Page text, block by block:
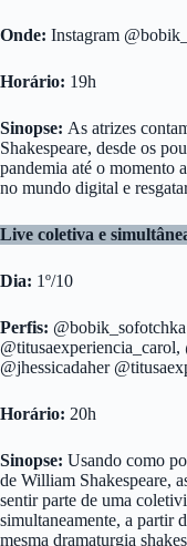
Onde: Instagram
Horário: 19h
Sinopse: As atrizes
Shakespeare, desde os
pandemia até o momento
no mundo digital e
Live coletiva e
Dia: 1º/10
Perfis:
@jhessicadaher
Horário: 20h
Sinopse: Usando como
de William Shakespeare,
sentir parte de uma
simultaneamente, a partir
mesma dramaturgia